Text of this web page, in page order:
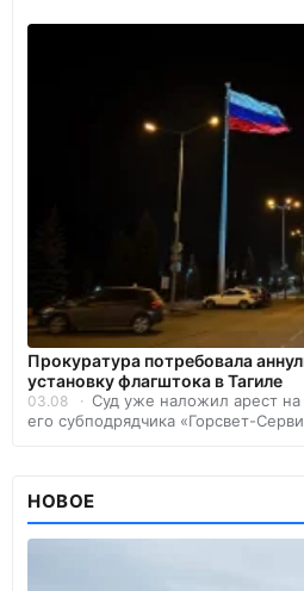
Прокуратура потребовала
установку флагштока в Тагиле
03.08
Суд уже наложил арест на
его субподрядчика «Горсвет-
НОВОЕ